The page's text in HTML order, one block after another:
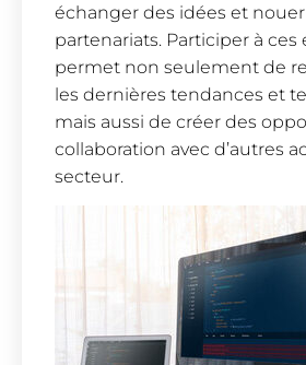
échanger des idées et
partenariats. Participer à
permet non seulement de
les dernières tendances et
mais aussi de créer des
collaboration avec d’autres
secteur.